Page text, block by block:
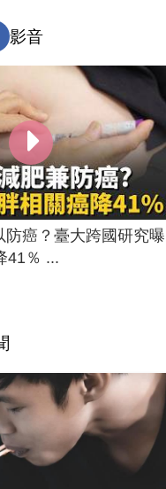
影音
防癌？臺大跨國研究曝
41％ ...